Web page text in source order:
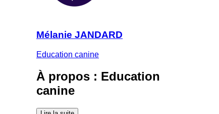
Mélanie JANDARD
Education canine
À propos : Education
canine